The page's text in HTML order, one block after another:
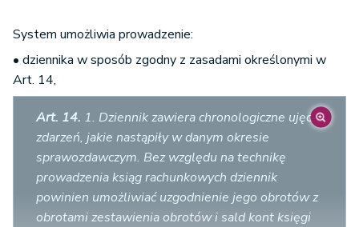
System umożliwia prowadzenie:
• dziennika w sposób zgodny z zasadami określonymi w
Art. 14,
Art. 14. 1. Dziennik zawiera chronologiczne ujęcie
zdarzeń, jakie nastąpiły w danym okresie
sprawozdawczym. Bez względu na technikę
prowadzenia ksiąg rachunkowych dziennik
powinien umożliwiać uzgodnienie jego obrotów z
obrotami zestawienia obrotów i sald kont księgi